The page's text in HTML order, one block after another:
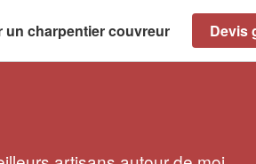
un charpentier couvreur Devis